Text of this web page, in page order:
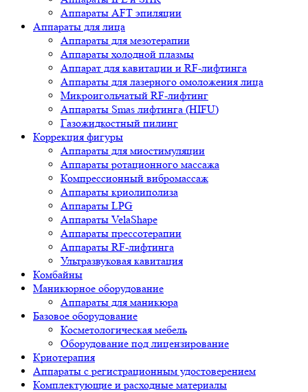
Аппараты AFT эпиляции
Аппараты для лица
Аппараты для мезотерапии
Аппараты холодной плазмы
Аппарат для кавитации и RF-лифтинга
Аппараты для лазерного омоложения лица
Микроигольчатый RF-лифтинг
Аппараты Smas лифтинга (HIFU)
Газожидкостный пилинг
Коррекция фигуры
Аппараты для миостимуляции
Аппараты ротационного массажа
Компрессионный вибромассаж
Аппараты криолиполиза
Аппараты LPG
Аппараты VelaShape
Аппараты прессотерапии
Аппараты RF-лифтинга
Ультразвуковая кавитация
Комбайны
Маникюрное оборудование
Аппараты для маникюра
Базовое оборудование
Косметологическая мебель
Оборудование под лицензирование
Криотерапия
Аппараты c регистрационным удостоверением
Комплектующие и расходные материалы